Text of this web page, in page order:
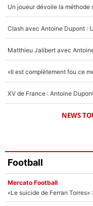
Un autre joueur
5%
NEWS
Football
Mercato Football